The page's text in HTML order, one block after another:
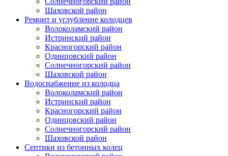
Шаховской район
Ремонт и углубление колодцев
Волоколамский район
Истринский район
Красногорский район
Одинцовский район
Солнечногорский район
Шаховской район
Водоснабжение из колодца
Волоколамский район
Истринский район
Красногорский район
Одинцовский район
Солнечногорский район
Шаховской район
Септики из бетонных колец